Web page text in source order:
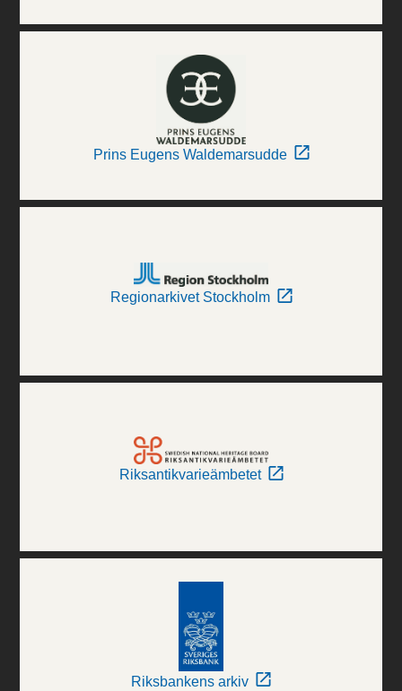
Prins Eugens Waldemarsudde
Regionarkivet Stockholm
Riksantikvarieämbetet
Riksbankens arkiv